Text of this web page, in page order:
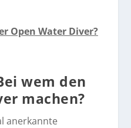
Open Water Diver?
wem den
machen?
anerkannte